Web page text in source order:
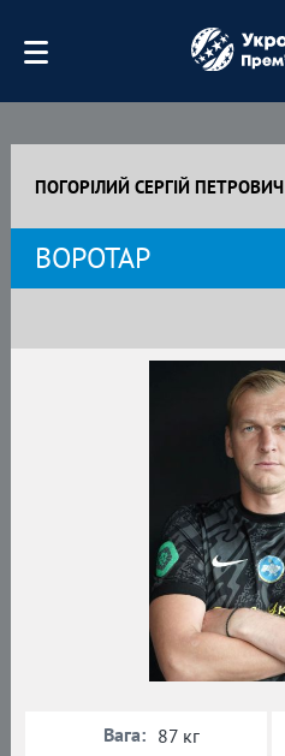
ПОГОРІЛИЙ СЕРГІЙ ПЕТРОВИЧ
ВОРОТАР
Вага: 87 кг